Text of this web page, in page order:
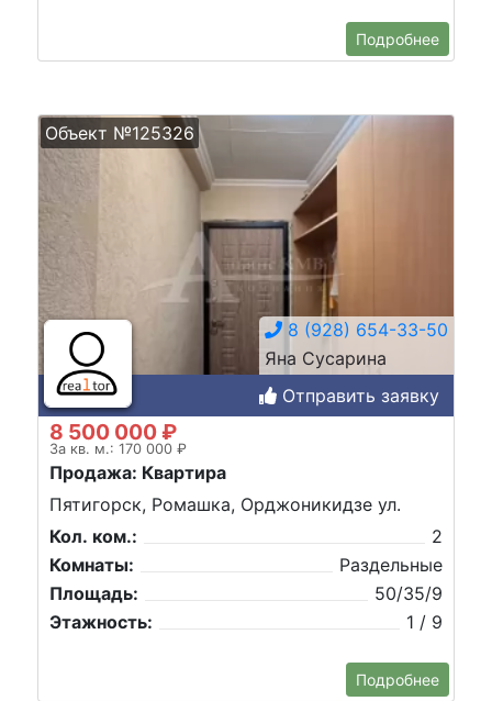
Подробнее
Объект №125326
8 (928) 654-33-50
Яна Сусарина
Отправить заявку
8 500 000 ₽
За кв. м.: 170 000 ₽
Продажа: Квартира
Пятигорск, Ромашка, Орджоникидзе ул.
Кол. ком.:
2
Комнаты:
Раздельные
Площадь:
50/35/9
Этажность:
1 / 9
Подробнее